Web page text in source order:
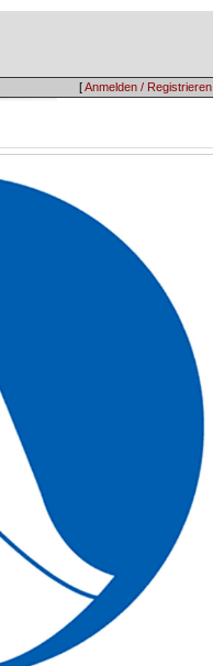
[Anmelden / Registrieren